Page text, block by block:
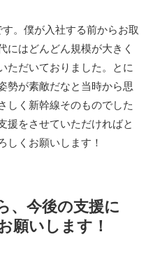
。僕が入社する前からお取
にはどんどん規模が大きく
ただいておりました。とに
勢が素敵だなと当時から思
しく新幹線そのものでした
援をさせていただければと
しくお願いします！
、今後の支援に
願いします！